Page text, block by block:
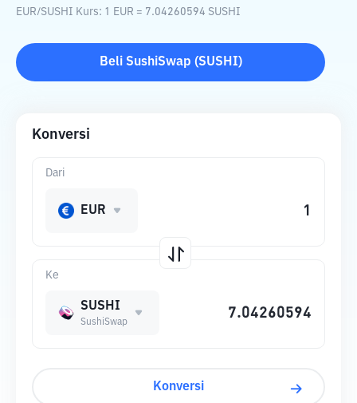
EUR/SUSHI Kurs: 1 EUR = 7.04260594 SUSHI
Beli SushiSwap (SUSHI)
Konversi
Ke
SUSHI
SushiSwap
Dari
EUR
Konversi